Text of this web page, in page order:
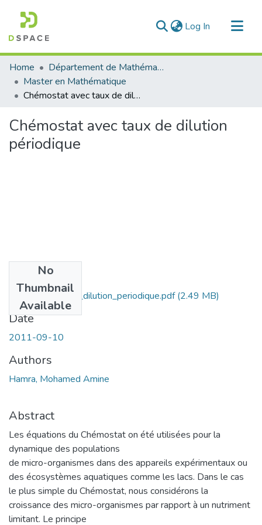
Log In (current)
Communities & Collections
All of DSpace
Statistics
Home
Département de Mathématique
Master en Mathématique
Chémostat avec taux de dilution périodique
Chémostat avec taux de dilution
périodique
No
Thumbnail
Available
Chemostat_ taux_dilution_periodique.pdf(2.49 MB)
Date
2011-09-10
Authors
Hamra, Mohamed Amine
Abstract
Les équations du Chémostat on été utilisées pour la
dynamique des populations
de micro-organismes dans des appareils expérimentaux ou
des écosystèmes aquatiques comme les lacs. Dans le cas
le plus simple du Chémostat, nous considérons la
croissance des micro-organismes par rapport à un nutriment
limitant. Le principe